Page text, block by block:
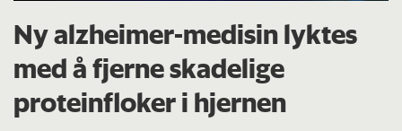
Ny alzheimer-medisin lyktes
med å fjerne skadelige
proteinfloker i hjernen